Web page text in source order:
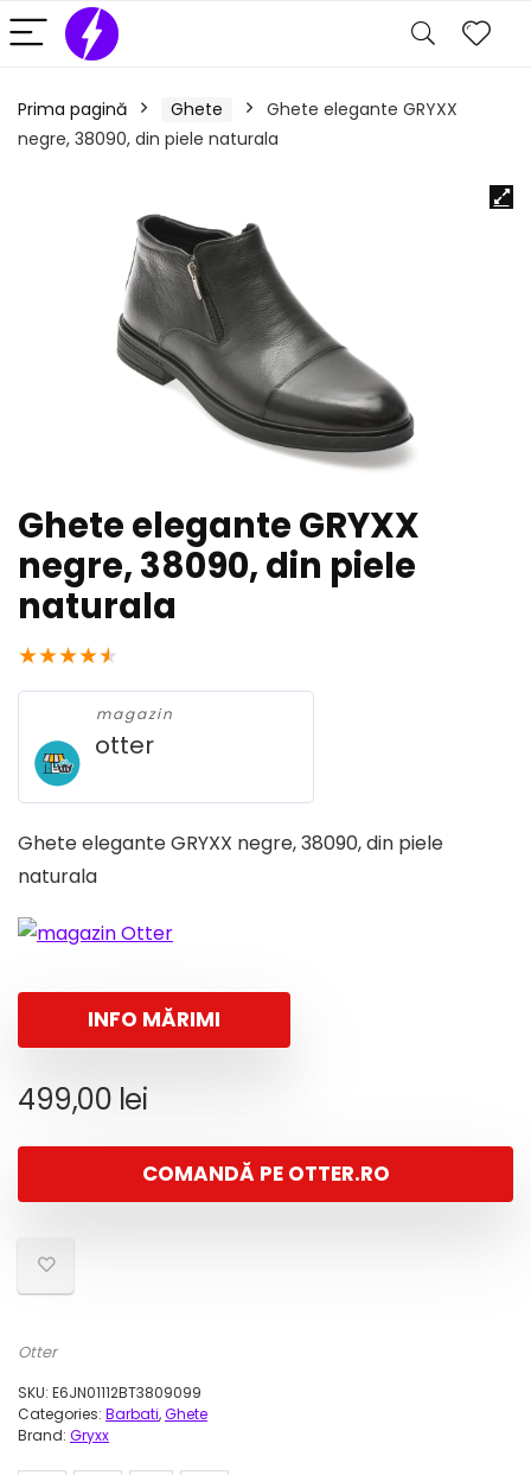
Prima pagină Ghete
Ghete elegante GRYXX
negre, 38090, din piele naturala
Ghete elegante GRYXX
negre, 38090, din piele
naturala
★★★★★
magazin
otter
Ghete elegante GRYXX negre, 38090, din piele
naturala
INFO MĂRIMI
499,00 lei
COMANDĂ PE OTTER.RO
Otter
SKU: E6JN01112BT3809099
Categories: Barbati,Ghete
Brand: Gryxx